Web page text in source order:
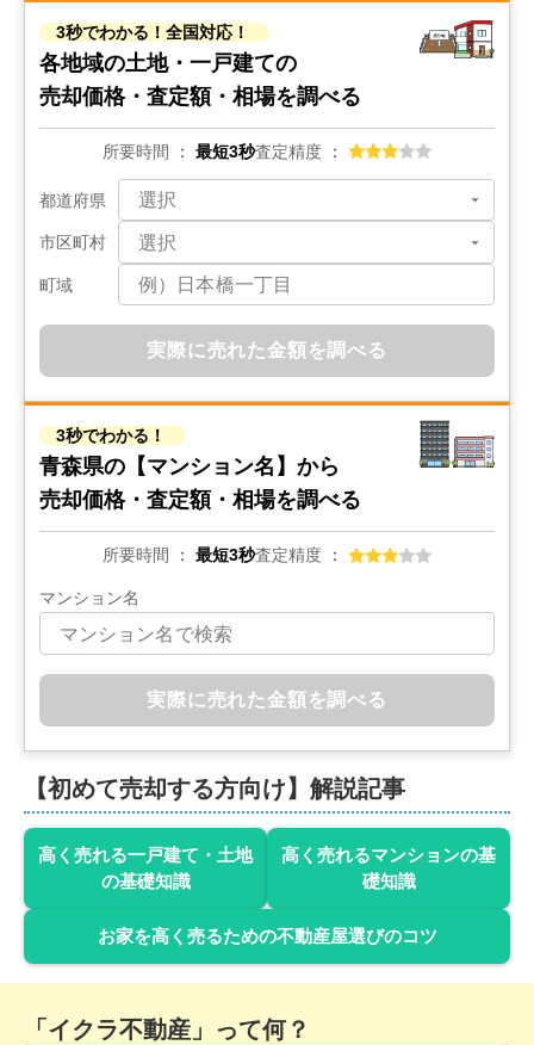
状態:更地
100万円
更地
10万円
青森県三沢市中央町二丁目
状態:更地
300万円
青森県上北郡六戸町大字犬落瀬
状態:更地 土地面積:538㎡
700万円
青森県三沢市大字三沢
状態:更地 土地面積:208㎡
1,100万円
青森県三沢市南町三丁目
3秒でわかる！全国対応！
各地域の土地・一戸建ての
売却価格・査定額・相場を調べる
所要時間 最短3秒査定精度
都道府県
市区町村
町域
実際に売れた金額を調べる
3秒でわかる！
青森県の 【マンション名】から
売却価格・査定額・相場を調べる
所要時間 最短3秒査定精度
マンション名
実際に売れた金額を調べる
【初めて売却する方向け】解説記事
高く売れる一戸建て・土地
の基礎知識
高く売れるマンションの基
礎知識
お家を高く売るための不動産屋選びのコツ
「イクラ不動産」って何？